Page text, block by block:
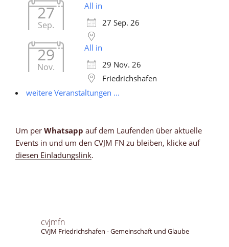
27
Sep.
All in
27 Sep. 26
29
Nov.
All in
29 Nov. 26
Friedrichshafen
weitere Veranstaltungen ...
Um per Whatsapp auf dem Laufenden über aktuelle
Events in und um den CVJM FN zu bleiben, klicke auf
diesen Einladungslink.
cvjmfn
CVJM Friedrichshafen - Gemeinschaft und Glaube